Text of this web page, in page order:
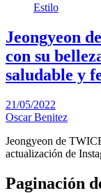
Estilo
Jeongyeon
con su
saludable y
21/05/2022
Oscar Benitez
Jeongyeon de
actualización de
Paginación